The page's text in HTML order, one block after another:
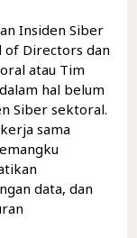
Insiden Siber
of Directors dan
atau Tim
hal belum
Siber sektoral.
sama
data, dan